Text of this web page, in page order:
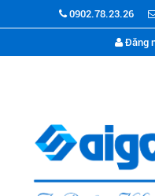
0902.78.23.26
Đăng